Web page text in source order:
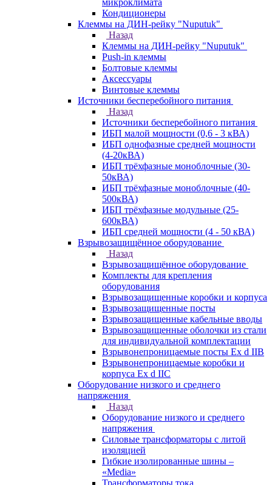
микроклимата
Кондиционеры
Клеммы на ДИН-рейку "Nuputuk"
Назад
Клеммы на ДИН-рейку "Nuputuk"
Push-in клеммы
Болтовые клеммы
Аксессуары
Винтовые клеммы
Источники бесперебойного питания
Назад
Источники бесперебойного питания
ИБП малой мощности (0,6 - 3 кВА)
ИБП однофазные средней мощности
(4-20кВА)
ИБП трёхфазные моноблочные (30-
50кВА)
ИБП трёхфазные моноблочные (40-
500кВА)
ИБП трёхфазные модульные (25-
600кВА)
ИБП средней мощности (4 - 50 кВА)
Взрывозащищённое оборудование
Назад
Взрывозащищённое оборудование
Комплекты для крепления
оборудования
Взрывозащищенные коробки и корпуса
Взрывозащищенные посты
Взрывозащищенные кабельные вводы
Взрывозащищенные оболочки из стали
для индивидуальной комплектации
Взрывонепроницаемые посты Ex d IIB
Взрывонепроницаемые коробки и
корпуса Ex d IIС
Оборудование низкого и среднего
напряжения
Назад
Оборудование низкого и среднего
напряжения
Силовые трансформаторы с литой
изоляцией
Гибкие изолированные шины –
«Media»
Трансформаторы тока